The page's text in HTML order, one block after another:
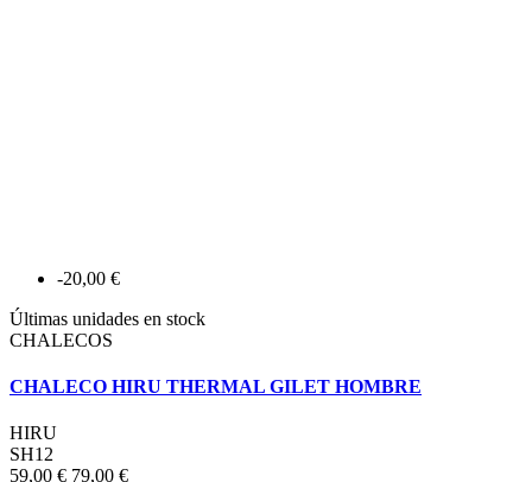
-20,00 €
Últimas unidades en stock
CHALECOS
CHALECO HIRU THERMAL GILET HOMBRE
HIRU
SH12
59,00 € 79,00 €